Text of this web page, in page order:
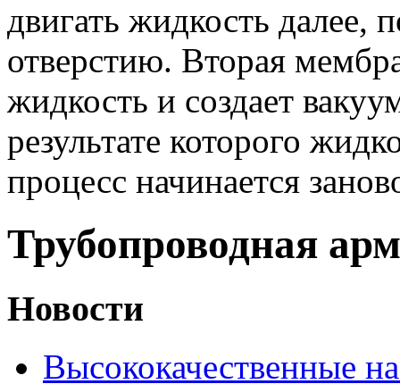
двигать жидкость далее,
отверстию. Вторая
жидкость и создает
результате которого
процесс начинается
Трубопроводная
Новости
Высококачественные